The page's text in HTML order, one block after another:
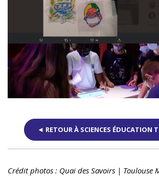
◄ RETOUR À SCIENCES ÉDUCATION
Crédit photos : Quai des Savoirs | Toulouse